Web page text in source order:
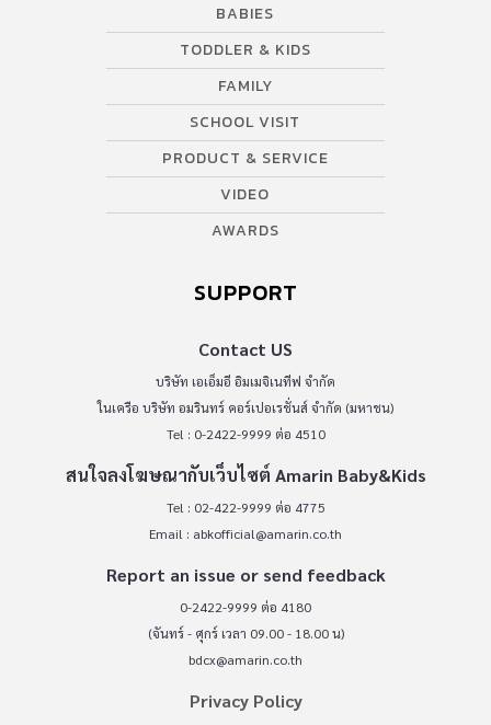
BABIES
TODDLER & KIDS
FAMILY
SCHOOL VISIT
PRODUCT & SERVICE
VIDEO
AWARDS
SUPPORT
Contact US
บริษัท เอเอ็มอี อิมเมจิเนทีฟ จำกัด
ในเครือ บริษัท อมรินทร์ คอร์เปอเรชั่นส์ จำกัด (มหาชน)
Tel : 0-2422-9999 ต่อ 4510
สนใจลงโฆษณากับเว็บไซต์ Amarin Baby&Kids
Tel : 02-422-9999 ต่อ 4775
Email : abkofficial@amarin.co.th
Report an issue or send feedback
0-2422-9999 ต่อ 4180
(จันทร์ - ศุกร์ เวลา 09.00 - 18.00 น)
bdcx@amarin.co.th
Privacy Policy